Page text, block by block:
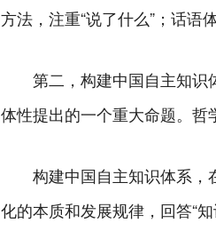
方法，注重“说了什么”；话语
第二，构建中国自主知识
体性提出的一个重大命题。哲
构建中国自主知识体系，
化的本质和发展规律，回答“